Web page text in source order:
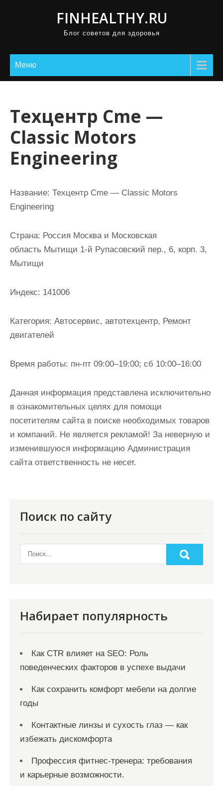
FINHEALTHY.RU
Блог советов для здоровья
Меню
Техцентр Cme —
Classic Motors
Engineering
Название: Техцентр Cme — Classic Motors
Engineering
Страна: Россия Москва и Московская
область Мытищи 1-й Рупасовский пер., 6, корп. 3,
Мытищи
Индекс: 141006
Категория: Автосервис, автотехцентр, Ремонт
двигателей
Время работы: пн-пт 09:00–19:00; сб 10:00–16:00
Данная информация представлена исключительно
в ознакомительных целях для помощи
посетителям сайта в поиске необходимых товаров
и компаний. Не является рекламой! За неверную и
изменившуюся информацию Администрация
сайта ответственность не несет.
Поиск по сайту
Набирает популярность
Как CTR влияет на SEO: Роль
поведенческих факторов в успехе выдачи
Как сохранить комфорт мебели на долгие
годы
Контактные линзы и сухость глаз — как
избежать дискомфорта
Профессия фитнес-тренера: требования
и карьерные возможности.